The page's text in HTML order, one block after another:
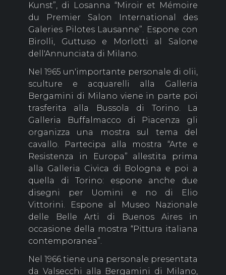
Kunst”, di Losanna “Miroir et Mémoire
du Premier Salon International des
Galeries Pilotes Lausanne”. Espone con
Birolli, Guttuso e Morlotti al Salone
dell'Annunciata di Milano.
Nel 1965 un'importante personale di olii,
sculture e acquarelli alla Galleria
Bergamini di Milano viene in parte poi
trasferita alla Bussola di Torino. La
Galleria Buffalmacco di Piacenza gli
organizza una mostra sul tema del
cavallo. Partecipa alla mostra “Arte e
Resistenza in Europa” allestita prima
alla Galleria Civica di Bologna e poi a
quella di Torino: espone anche due
disegni per Uomini e no di Elio
Vittorini. Espone al Museo Nazionale
delle Belle Arti di Buenos Aires in
occasione della mostra “Pittura italiana
contemporanea”.
Nel 1966 tiene una personale presentata
da Valsecchi alla Bergamini di Milano,